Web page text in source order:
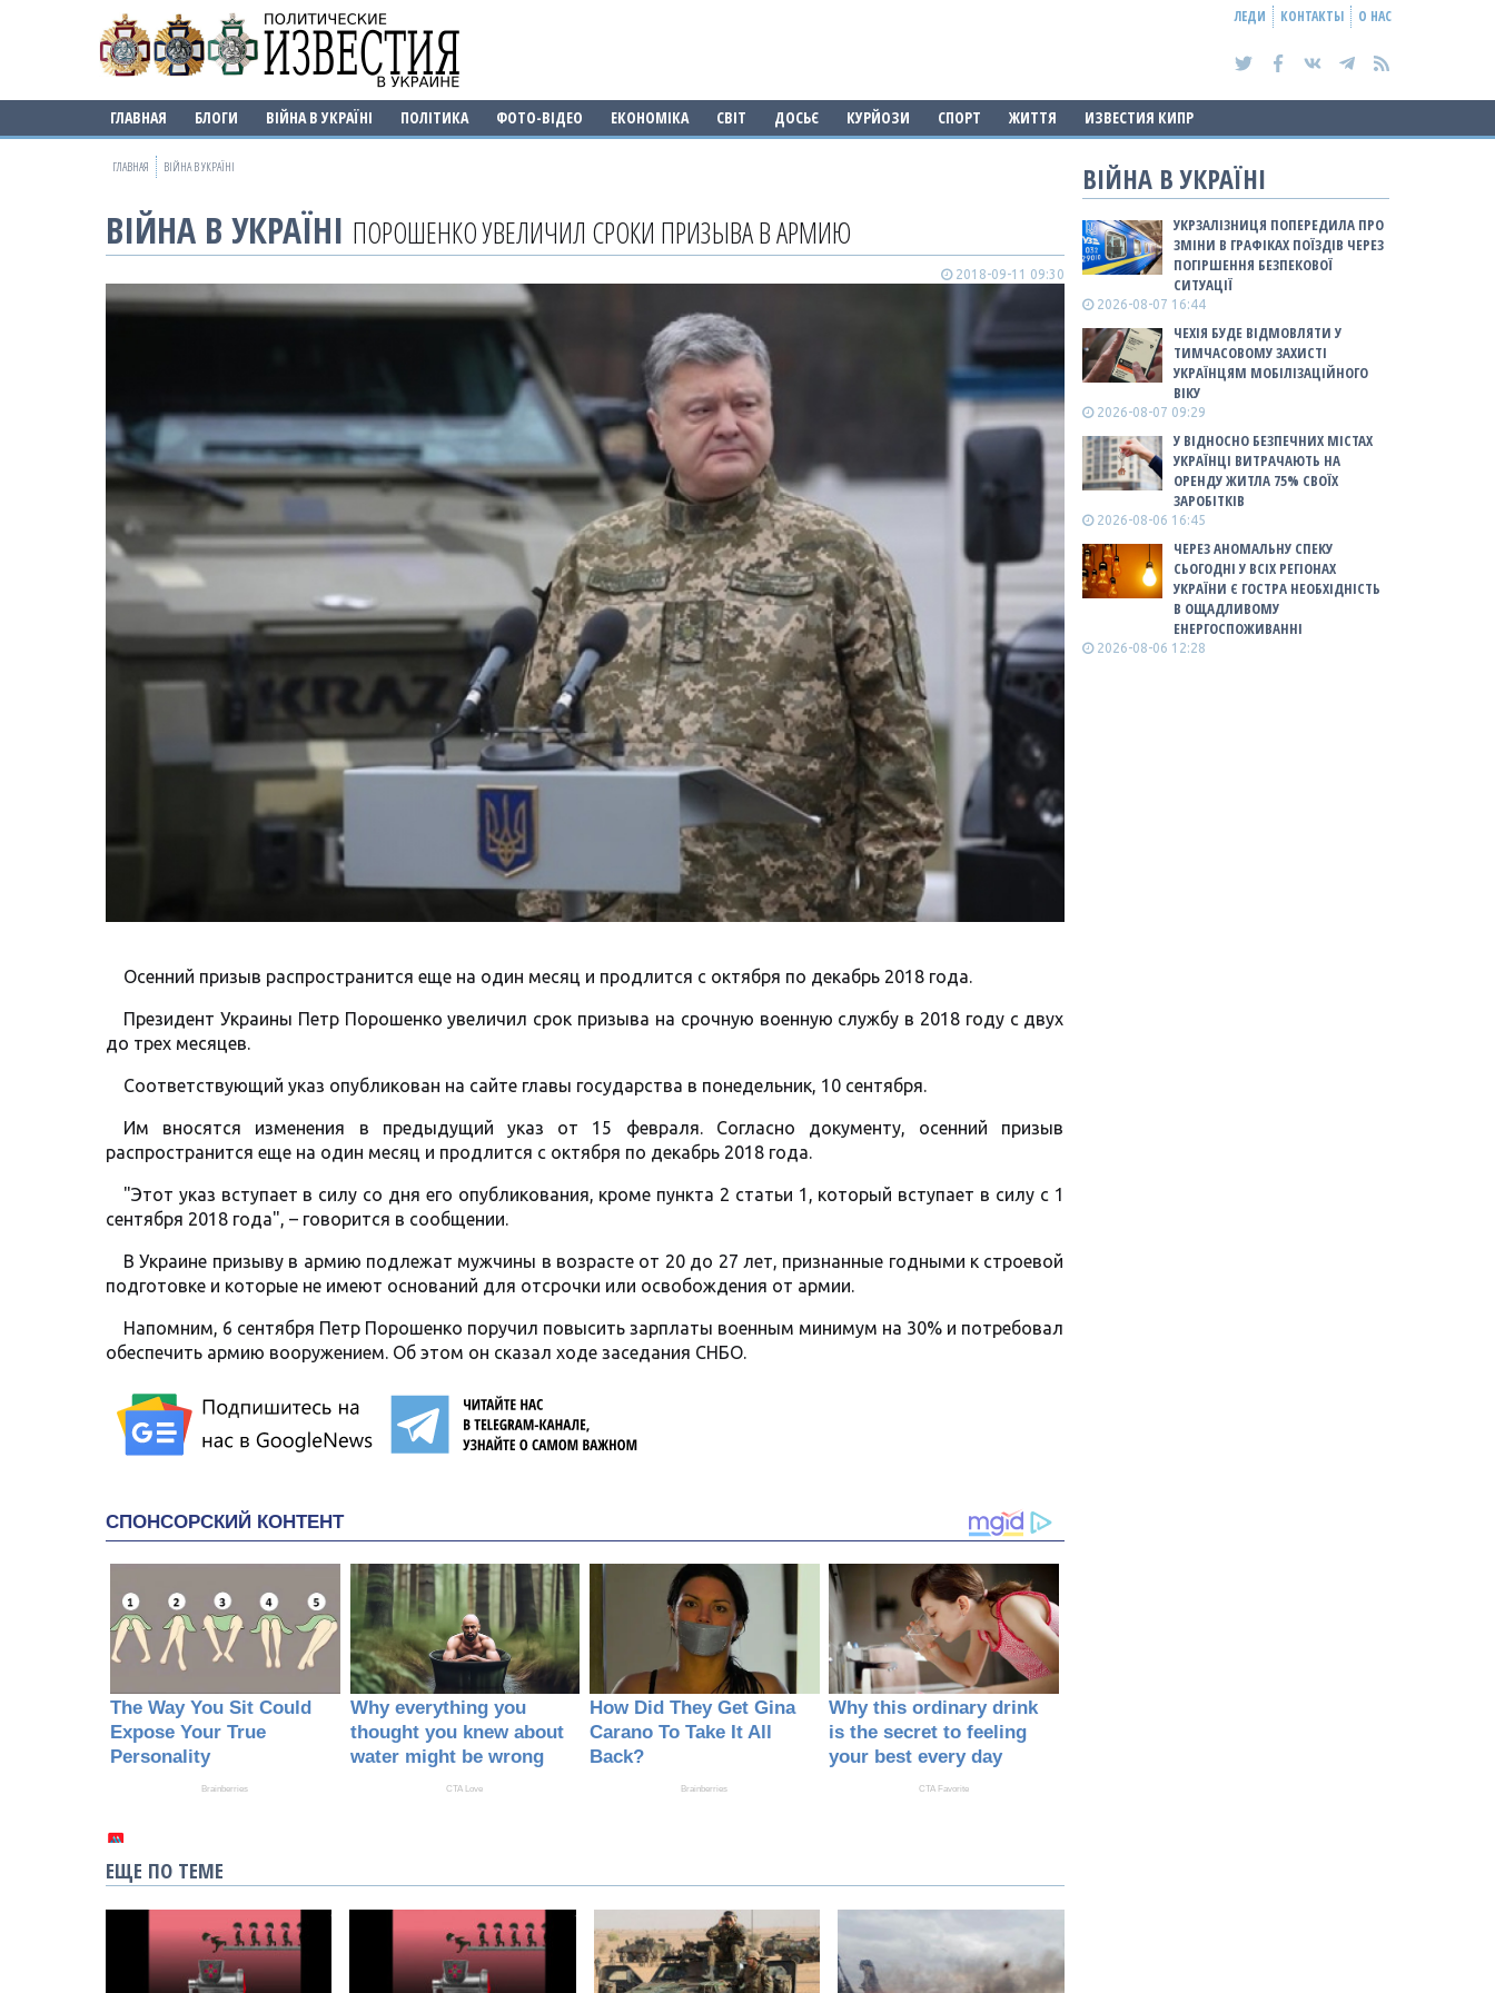
ЛЕДИ КОНТАКТЫ О НАС
ГЛАВНАЯ БЛОГИ ВІЙНА В УКРАЇНІ ПОЛІТИКА ФОТО-ВІДЕО ЕКОНОМІКА СВІТ ДОСЬЄ КУРЙОЗИ СПОРТ ЖИТТЯ ИЗВЕСТИЯ КИПР
ГЛАВНАЯ ВІЙНА В УКРАЇНІ
ВІЙНА В УКРАЇНІ ПОРОШЕНКО УВЕЛИЧИЛ СРОКИ ПРИЗЫВА В АРМИЮ
2018-09-11 09:30
Осенний призыв распространится еще на один месяц и продлится с октября по декабрь 2018 года.
Президент Украины Петр Порошенко увеличил срок призыва на срочную военную службу в 2018 году с двух
до трех месяцев.
Соответствующий указ опубликован на сайте главы государства в понедельник, 10 сентября.
Им вносятся изменения в предыдущий указ от 15 февраля. Согласно документу, осенний призыв
распространится еще на один месяц и продлится с октября по декабрь 2018 года.
"Этот указ вступает в силу со дня его опубликования, кроме пункта 2 статьи 1, который вступает в силу с 1
сентября 2018 года", – говорится в сообщении.
В Украине призыву в армию подлежат мужчины в возрасте от 20 до 27 лет, признанные годными к строевой
подготовке и которые не имеют оснований для отсрочки или освобождения от армии.
Напомним, 6 сентября Петр Порошенко поручил повысить зарплаты военным минимум на 30% и потребовал
обеспечить армию вооружением. Об этом он сказал ходе заседания СНБО.
ЕЩЕ ПО ТЕМЕ
ВІЙНА В УКРАЇНІ
УКРЗАЛІЗНИЦЯ ПОПЕРЕДИЛА ПРО
ЗМІНИ В ГРАФІКАХ ПОЇЗДІВ ЧЕРЕЗ
ПОГІРШЕННЯ БЕЗПЕКОВОЇ
СИТУАЦІЇ
2026-08-07 16:44
ЧЕХІЯ БУДЕ ВІДМОВЛЯТИ У
ТИМЧАСОВОМУ ЗАХИСТІ
УКРАЇНЦЯМ МОБІЛІЗАЦІЙНОГО
ВІКУ
2026-08-07 09:29
У ВІДНОСНО БЕЗПЕЧНИХ МІСТАХ
УКРАЇНЦІ ВИТРАЧАЮТЬ НА
ОРЕНДУ ЖИТЛА 75% СВОЇХ
ЗАРОБІТКІВ
2026-08-06 16:45
ЧЕРЕЗ АНОМАЛЬНУ СПЕКУ
СЬОГОДНІ У ВСІХ РЕГІОНАХ
УКРАЇНИ Є ГОСТРА НЕОБХІДНІСТЬ
В ОЩАДЛИВОМУ
ЕНЕРГОСПОЖИВАННІ
2026-08-06 12:28